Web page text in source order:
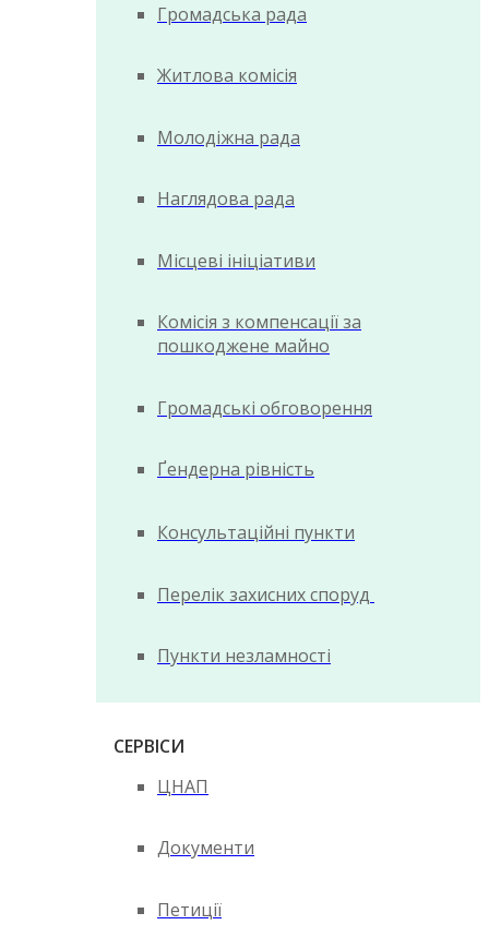
Громадська рада
Житлова комісія
Молодіжна рада
Наглядова рада
Місцеві ініціативи
Комісія з компенсації за
пошкоджене майно
Громадські обговорення
Ґендерна рівність
Консультаційні пункти
Перелік захисних споруд
Пункти незламності
СЕРВІСИ
ЦНАП
Документи
Петиції